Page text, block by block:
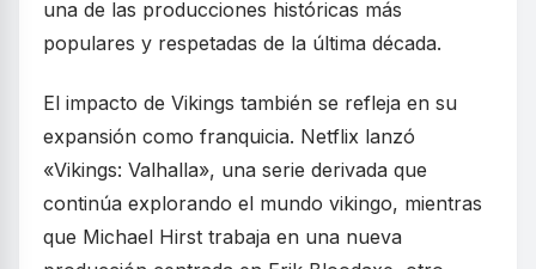
una de las producciones históricas más
populares y respetadas de la última década.
El impacto de Vikings también se refleja en su
expansión como franquicia. Netflix lanzó
«Vikings: Valhalla», una serie derivada que
continúa explorando el mundo vikingo, mientras
que Michael Hirst trabaja en una nueva